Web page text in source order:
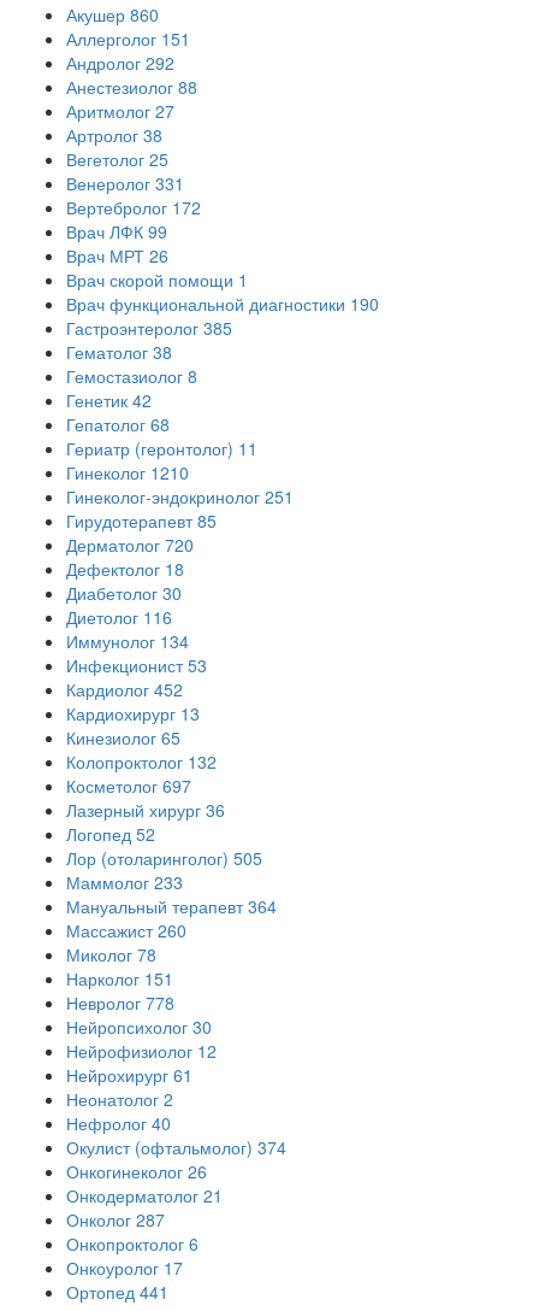
Акушер 860
Аллерголог 151
Андролог 292
Анестезиолог 88
Аритмолог 27
Артролог 38
Вегетолог 25
Венеролог 331
Вертебролог 172
Врач ЛФК 99
Врач МРТ 26
Врач скорой помощи 1
Врач функциональной диагностики 190
Гастроэнтеролог 385
Гематолог 38
Гемостазиолог 8
Генетик 42
Гепатолог 68
Гериатр (геронтолог) 11
Гинеколог 1210
Гинеколог-эндокринолог 251
Гирудотерапевт 85
Дерматолог 720
Дефектолог 18
Диабетолог 30
Диетолог 116
Иммунолог 134
Инфекционист 53
Кардиолог 452
Кардиохирург 13
Кинезиолог 65
Колопроктолог 132
Косметолог 697
Лазерный хирург 36
Логопед 52
Лор (отоларинголог) 505
Маммолог 233
Мануальный терапевт 364
Массажист 260
Миколог 78
Нарколог 151
Невролог 778
Нейропсихолог 30
Нейрофизиолог 12
Нейрохирург 61
Неонатолог 2
Нефролог 40
Окулист (офтальмолог) 374
Онкогинеколог 26
Онкодерматолог 21
Онколог 287
Онкопроктолог 6
Онкоуролог 17
Ортопед 441